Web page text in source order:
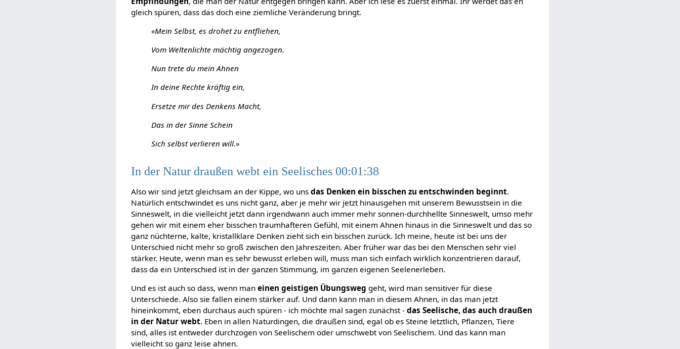
gleich spüren, dass das doch eine ziemliche Veränderung bringt.
«Mein Selbst, es drohet zu entfliehen,
Vom Weltenlichte mächtig angezogen.
Nun trete du mein Ahnen
In deine Rechte kräftig ein,
Ersetze mir des Denkens Macht,
Das in der Sinne Schein
Sich selbst verlieren will.»
In der Natur draußen webt ein Seelisches 00:01:38
Also wir sind jetzt gleichsam an der Kippe, wo unsdas Denken ein bisschen zu entschwinden beginnt.
Natürlich entschwindet es uns nicht ganz, aber je mehr wir jetzt hinausgehen mit unserem Bewusstsein in die
Sinneswelt, in die vielleicht jetzt dann irgendwann auch immer mehr sonnen-durchhellte Sinneswelt, umso mehr
gehen wir mit einem eher bisschen traumhafteren Gefühl, mit einem Ahnen hinaus in die Sinneswelt und das so
ganz nüchterne, kalte, kristallklare Denken zieht sich ein bisschen zurück. Ich meine, heute ist bei uns der
Unterschied nicht mehr so groß zwischen den Jahreszeiten. Aber früher war das bei den Menschen sehr viel
stärker. Heute, wenn man es sehr bewusst erleben will, muss man sich einfach wirklich konzentrieren darauf,
dass da ein Unterschied ist in der ganzen Stimmung, im ganzen eigenen Seelenerleben.
Und es ist auch so dass, wenn maneinen geistigen Übungsweg geht, wird man sensitiver für diese
Unterschiede. Also sie fallen einem stärker auf. Und dann kann man in diesem Ahnen, in das man jetzt
hineinkommt, eben durchaus auch spüren - ich möchte mal sagen zunächst -das Seelische, das auch draußen
in der Natur webt. Eben in allen Naturdingen, die draußen sind, egal ob es Steine letztlich, Pflanzen, Tiere
sind, alles ist entweder durchzogen von Seelischem oder umschwebt von Seelischem. Und das kann man
vielleicht so ganz leise ahnen.